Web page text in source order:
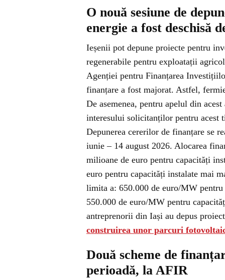
O nouă sesiune de
energie a fost deschisă
Ieșenii pot depune proiecte pentru
regenerabile pentru exploatații
Agenției pentru Finanțarea
finanțare a fost majorat. Astfel,
De asemenea, pentru apelul din
interesului solicitanților pentru acest
Depunerea cererilor de finanțare se
iunie – 14 august 2026. Alocarea
milioane de euro pentru capacități
euro pentru capacități instalate mai
limita a: 650.000 de euro/MW
550.000 de euro/MW pentru
antreprenorii din Iași au depus
construirea unor parcuri
Două scheme de
perioadă, la AFIR